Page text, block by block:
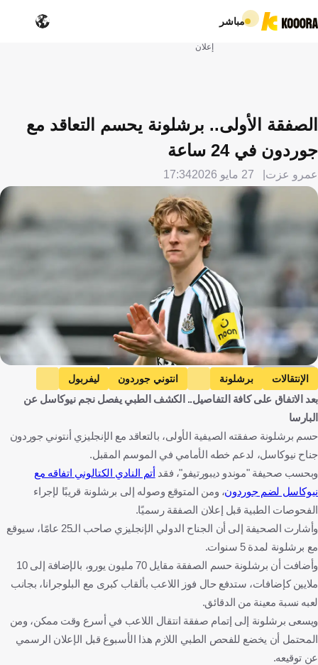
مباشر
إعلان
الصفقة الأولى.. برشلونة يحسم التعاقد مع
جوردون في 24 ساعة
عمرو عزت 27 مايو 2026 17:34
Getty Images
الإنتقالات برشلونة انتوني جوردون
ليفربول
بايرن ميونخ
إسبانيا إنجلترا ألمانيا كرة قدم
بعد الاتفاق على كافة التفاصيل.. الكشف الطبي يفصل نجم نيوكاسل عن
البارسا
حسم برشلونة صفقته الصيفية الأولى، بالتعاقد مع الإنجليزي أنتوني جوردون
جناح نيوكاسل، لدعم خطه الأمامي في الموسم المقبل.
وبحسب صحيفة "موندو ديبورتيفو"، فقد أتم النادي الكتالوني اتفاقه مع
نيوكاسل لضم جوردون، ومن المتوقع وصوله إلى برشلونة قريبًا لإجراء
الفحوصات الطبية قبل إعلان الصفقة رسميًا.
وأشارت الصحيفة إلى أن الجناح الدولي الإنجليزي صاحب الـ25 عامًا، سيوقع
مع برشلونة لمدة 5 سنوات.
وأضافت أن برشلونة حسم الصفقة مقايل 70 مليون يورو، بالإضافة إلى 10
ملايين كإضافات، ستدفع حال فوز اللاعب بألقاب كبرى مع البلوجرانا، بجانب
لعبه نسبة معينة من الدقائق.
ويسعى برشلونة إلى إتمام صفقة انتقال اللاعب في أسرع وقت ممكن، ومن
المحتمل أن يخضع للفحص الطبي اللازم هذا الأسبوع قبل الإعلان الرسمي
عن توقيعه.